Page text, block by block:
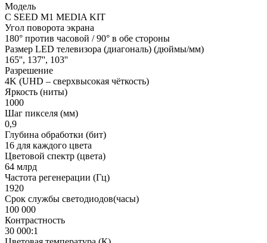
Модель
C SEED M1 MEDIA KIT
Угол поворота экрана
180° против часовой / 90° в обе стороны
Размер LED телевизора (диагональ) (дюймы/мм)
165'', 137'', 103''
Разрешение
4K (UHD – сверхвысокая чёткость)
Яркость (ниты)
1000
Шаг пикселя (мм)
0,9
Глубина обработки (бит)
16 для каждого цвета
Цветовой спектр (цвета)
64 млрд
Частота регенерации (Гц)
1920
Срок службы светодиодов(часы)
100 000
Контрастность
30 000:1